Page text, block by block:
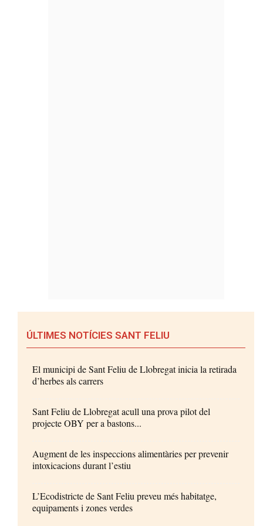
ÚLTIMES NOTÍCIES SANT FELIU
El municipi de Sant Feliu de Llobregat inicia la retirada
d’herbes als carrers
Sant Feliu de Llobregat acull una prova pilot del
projecte OBY per a bastons...
Augment de les inspeccions alimentàries per prevenir
intoxicacions durant l’estiu
L’Ecodistricte de Sant Feliu preveu més habitatge,
equipaments i zones verdes